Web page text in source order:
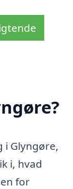
i Glyngøre,
i, hvad
for